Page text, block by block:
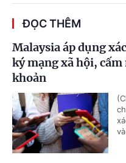
ĐỌC THÊM
Malaysia áp dụng
ký mạng xã hội,
khoản